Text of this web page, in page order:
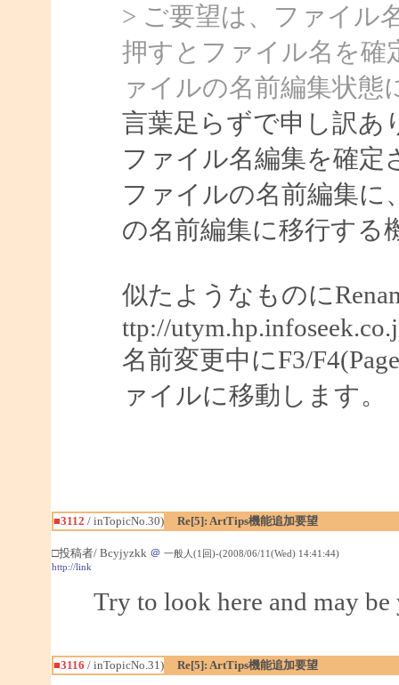
> ご要望は、ファイル
押すとファイル名を確
ァイルの名前編集状
言葉足らずで申し訳あ
ファイル名編集を確定
ファイルの名前編集に
の名前編集に移行する
似たようなものに
ttp://
名前変更中にF3/
ァイルに移動します。
■3112 / inTopicNo.30) Re[5]: ArtTips機能追加要望
□投稿者/ Bcyjyzkk ＠ 一般人(1回)-(2008/06/11(Wed) 14:41:44)
http://link
Try to look here and may
■3116 / inTopicNo.31) Re[5]: ArtTips機能追加要望